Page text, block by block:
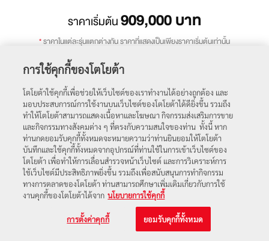
ราคาเริ่มต้น909,000บาท
*ราคาในแต่ละรุ่นแตกต่างกัน ราคาที่แสดงเป็นเพียงราคาเริ่มต้นเท่านั้น
ถัดไป
โปรโมชัน ตารางราคา
การใช้คุกกี้ของโตโยต้า
โตโยต้าใช้คุกกี้เพื่อช่วยให้เว็บไซต์ของเราทำงานได้อย่างถูกต้อง และ
มอบประสบการณ์การใช้งานบนเว็บไซต์ของโตโยต้าได้ดียิ่งขึ้น รวมถึง
ทำให้โตโยต้าสามารถแสดงเนื้อหาและโฆษณา กิจกรรมส่งเสริมการขาย
และกิจกรรมทางสังคมต่าง ๆ ที่ตรงกับความสนใจของท่าน ทั้งนี้ หาก
ท่านกดยอมรับคุกกี้ทั้งหมดจะหมายความว่าท่านยินยอมให้โตโยต้า
บันทึกและใช้คุกกี้ทั้งหมดจากอุปกรณ์ที่ท่านใช้ในการเข้าเว็บไซต์ของ
โตโยต้า เพื่อทำให้การเลื่อนสำรวจหน้าเว็บไซต์ และการวิเคราะห์การ
ใช้เว็บไซต์มีประสิทธิภาพยิ่งขึ้น รวมถึงเพื่อสนับสนุนการทำกิจกรรม
ทางการตลาดของโตโยต้า ท่านสามารถศึกษาเพิ่มเติมเกี่ยวกับการใช้
งานคุกกี้ของโตโยต้าได้จาก นโยบายการใช้คุกกี้
การตั้งค่าคุกกี้ ยอมรับคุกกี้ทั้งหมด